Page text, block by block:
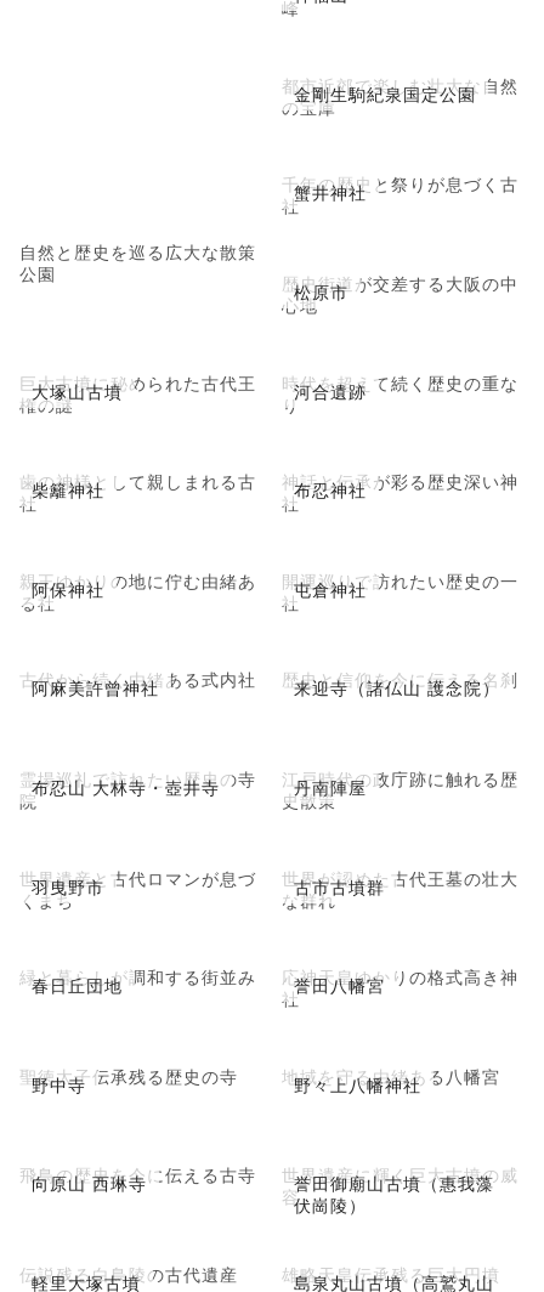
自然と歴史を巡る広大な散策
公園
峰
金剛生駒紀泉国定公園
都市近郊で楽しむ壮大な自然
の宝庫
蟹井神社
千年の歴史と祭りが息づく古
社
松原市
歴史街道が交差する大阪の中
心地
大塚山古墳
巨大古墳に秘められた古代王
権の謎
河合遺跡
時代を超えて続く歴史の重な
り
柴籬神社
歯の神様として親しまれる古
社
布忍神社
神話と伝承が彩る歴史深い神
社
阿保神社
親王ゆかりの地に佇む由緒あ
る社
屯倉神社
開運巡りで訪れたい歴史の一
社
阿麻美許曾神社
古代から続く由緒ある式内社 来迎寺（諸仏山 護念院）
歴史と信仰を今に伝える名刹
布忍山 大林寺・壺井寺
霊場巡礼で訪れたい歴史の寺
院
丹南陣屋
江戸時代の政庁跡に触れる歴
史散策
羽曳野市
世界遺産と古代ロマンが息づ
くまち
古市古墳群
世界が認めた古代王墓の壮大
な群れ
春日丘団地
緑と暮らしが調和する街並み 誉田八幡宮
応神天皇ゆかりの格式高き神
社
野中寺
聖徳太子伝承残る歴史の寺 野々上八幡神社
地域を守る由緒ある八幡宮
向原山 西琳寺
飛鳥の歴史を今に伝える古寺
誉田御廟山古墳（惠我藻
伏崗陵）
世界遺産に輝く巨大古墳の威
容
軽里大塚古墳
伝説残る白鳥陵の古代遺産
島泉丸山古墳（高鷲丸山
雄略天皇伝承残る巨大円墳